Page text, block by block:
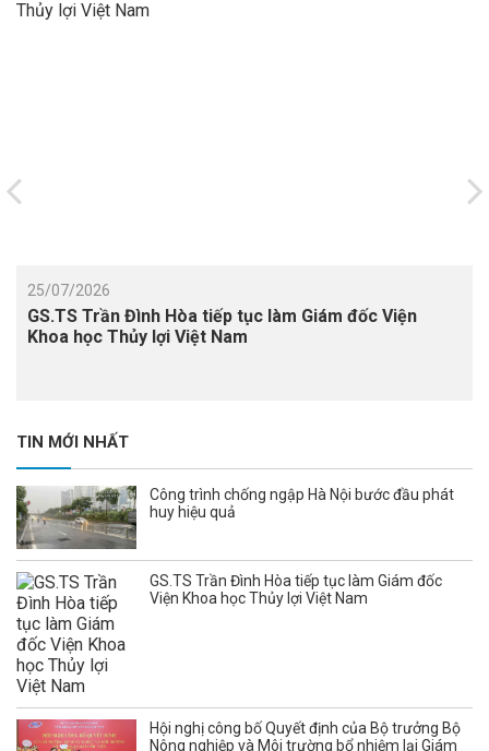
25/07/2026
GS.TS Trần Đình Hòa tiếp tục làm Giám đốc Viện
Khoa học Thủy lợi Việt Nam
TIN MỚI NHẤT
Công trình chống ngập Hà Nội bước đầu phát
huy hiệu quả
GS.TS Trần Đình Hòa tiếp tục làm Giám đốc
Viện Khoa học Thủy lợi Việt Nam
Hội nghị công bố Quyết định của Bộ trưởng Bộ
Nông nghiệp và Môi trường bổ nhiệm lại Giám